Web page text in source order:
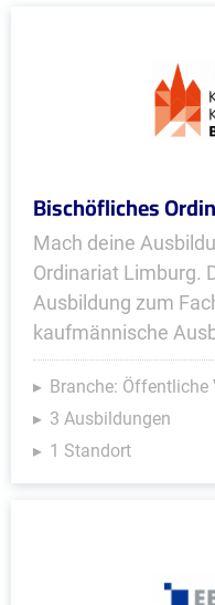
Bischöfliches
Mach deine
Ordinariat Limburg.
Ausbildung zum
kaufmännische
Branche: Öffentliche
3 Ausbildungen
1 Standort